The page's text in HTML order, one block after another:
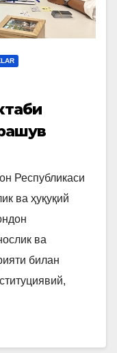
Республикаси
ва ҳуқуқий
ва
билан